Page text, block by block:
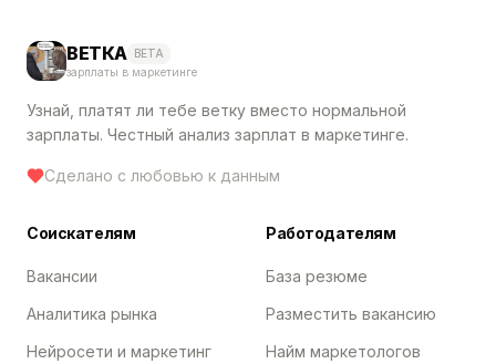
ВЕТКА BETA
зарплаты в маркетинге
Узнай, платят ли тебе ветку вместо нормальной
зарплаты. Честный анализ зарплат в маркетинге.
Сделано с любовью к данным
Соискателям
Вакансии
Аналитика рынка
Нейросети и маркетинг
Работодателям
База резюме
Разместить вакансию
Найм маркетологов